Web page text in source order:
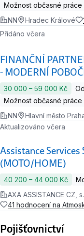
Možnost občasné práce
NN
Hradec Králové
FINANČNÍ
- MODERNÍ
Přidáno včera
30 000 ‍–‍ 59 000 Kč
Možnost občasné práce
NN
Hlavní město
Assistance
(MOTO/HOME)
Aktualizováno včera
40 200 ‍–‍ 44 000 Kč
AXA ASSISTANCE CZ,
41 hodnocení na
Pojišťovnictví